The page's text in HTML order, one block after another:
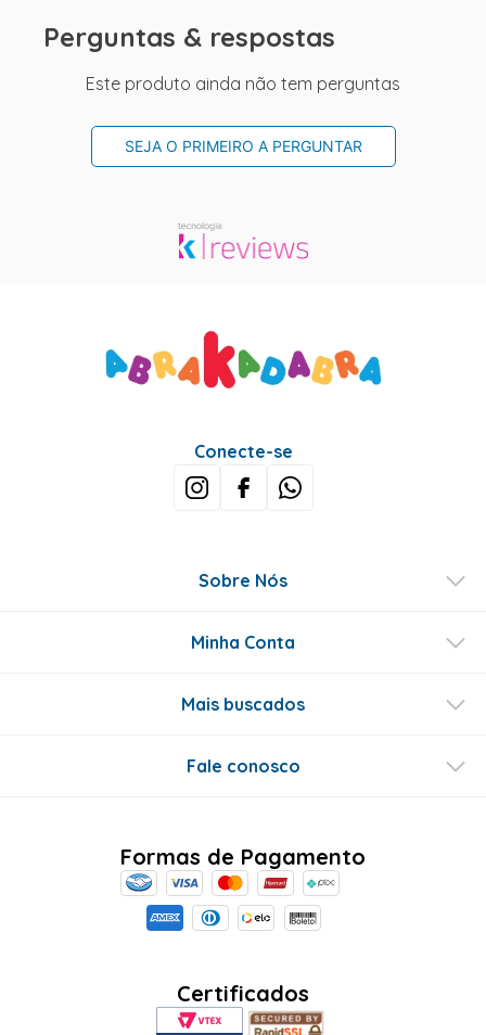
Perguntas & respostas
Este produto ainda não tem perguntas
SEJA O PRIMEIRO A PERGUNTAR
Conecte-se
Sobre Nós
Minha Conta
Mais buscados
Fale conosco
Formas de Pagamento
Certificados